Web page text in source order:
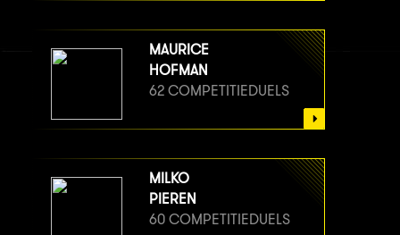
MAURICE
HOFMAN
62 COMPETITIEDUELS
MILKO
PIEREN
60 COMPETITIEDUELS